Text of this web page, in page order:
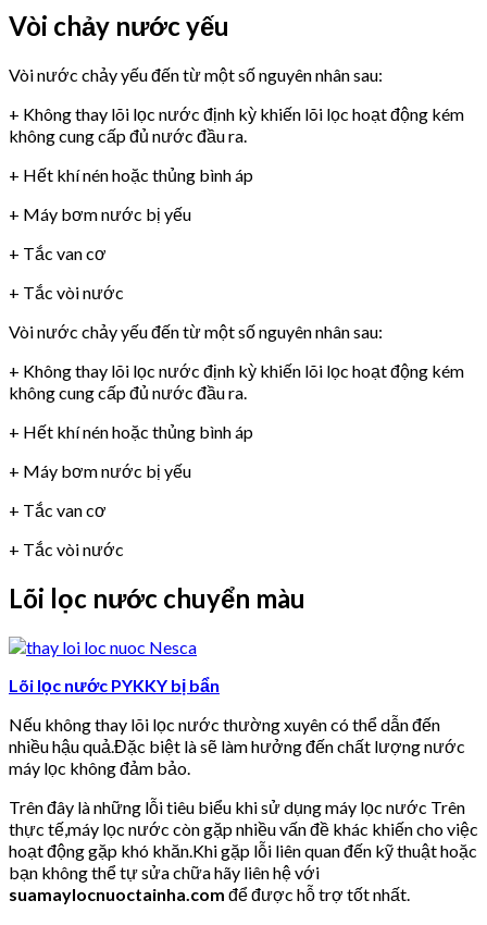
Vòi chảy nước yếu
Vòi nước chảy yếu đến từ một số nguyên nhân sau:
+ Không thay lõi lọc nước định kỳ khiến lõi lọc hoạt động kém
không cung cấp đủ nước đầu ra.
+ Hết khí nén hoặc thủng bình áp
+ Máy bơm nước bị yếu
+ Tắc van cơ
+ Tắc vòi nước
Vòi nước chảy yếu đến từ một số nguyên nhân sau:
+ Không thay lõi lọc nước định kỳ khiến lõi lọc hoạt động kém
không cung cấp đủ nước đầu ra.
+ Hết khí nén hoặc thủng bình áp
+ Máy bơm nước bị yếu
+ Tắc van cơ
+ Tắc vòi nước
Lõi lọc nước chuyển màu
Lõi lọc nước PYKKY bị bẩn
Nếu không thay lõi lọc nước thường xuyên có thể dẫn đến
nhiều hậu quả.Đặc biệt là sẽ làm hưởng đến chất lượng nước
máy lọc không đảm bảo.
Trên đây là những lỗi tiêu biểu khi sử dụng máy lọc nước Trên
thực tế,máy lọc nước còn gặp nhiều vấn đề khác khiến cho việc
hoạt động gặp khó khăn.Khi gặp lỗi liên quan đến kỹ thuật hoặc
bạn không thể tự sửa chữa hãy liên hệ với
suamaylocnuoctainha.com để được hỗ trợ tốt nhất.